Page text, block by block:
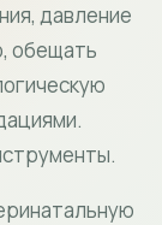
давление
обещать